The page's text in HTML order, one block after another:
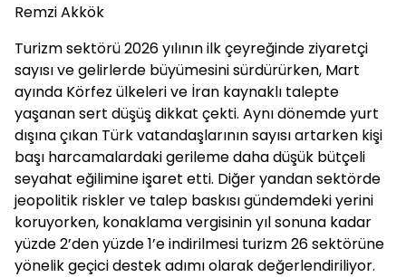
Remzi Akkök
Turizm sektörü 2026 yılının ilk çeyreğinde ziyaretçi
sayısı ve gelirlerde büyümesini sürdürürken, Mart
ayında Körfez ülkeleri ve İran kaynaklı talepte
yaşanan sert düşüş dikkat çekti. Aynı dönemde yurt
dışına çıkan Türk vatandaşlarının sayısı artarken kişi
başı harcamalardaki gerileme daha düşük bütçeli
seyahat eğilimine işaret etti. Diğer yandan sektörde
jeopolitik riskler ve talep baskısı gündemdeki yerini
koruyorken, konaklama vergisinin yıl sonuna kadar
yüzde 2’den yüzde 1’e indirilmesi turizm 26 sektörüne
yönelik geçici destek adımı olarak değerlendiriliyor.